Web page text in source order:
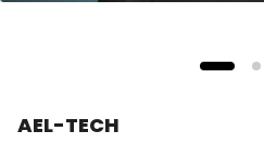
AEL-TECH